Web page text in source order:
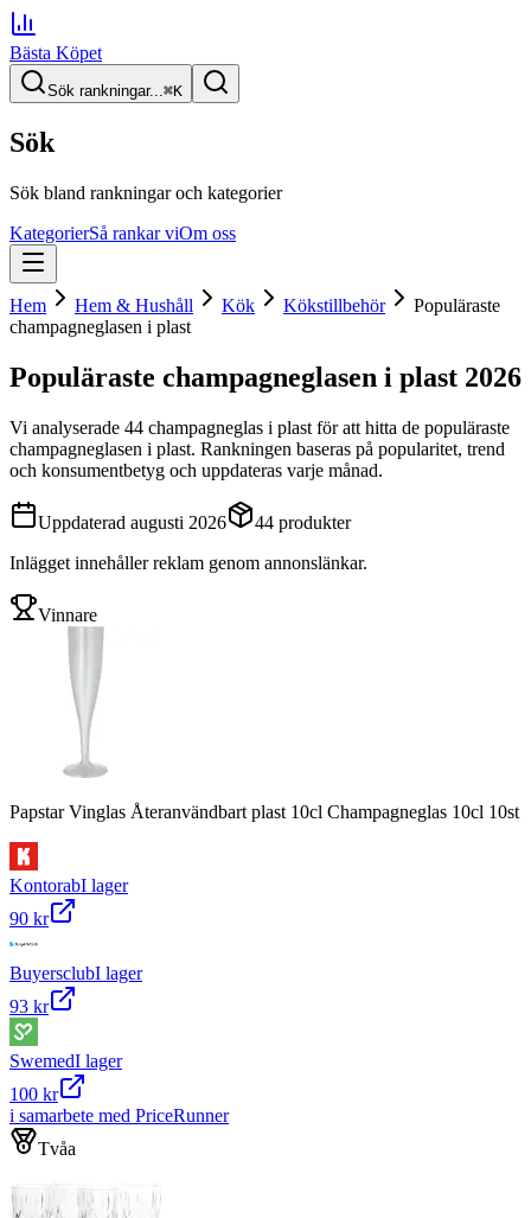
Bästa Köpet
Sök rankningar...⌘K
Sök
Sök bland rankningar och kategorier
KategorierSå rankar viOm oss
Hem Hem & Hushåll Kök Kökstillbehör
Populäraste
champagneglasen i plast
Populäraste champagneglasen i plast 2026
Vi analyserade 44 champagneglas i plast för att hitta de populäraste
champagneglasen i plast. Rankningen baseras på popularitet, trend
och konsumentbetyg och uppdateras varje månad.
Uppdaterad augusti 2026 44 produkter
Inlägget innehåller reklam genom annonslänkar.
Vinnare
Papstar Vinglas Återanvändbart plast 10cl Champagneglas 10cl 10st
KontorabI lager
90 kr
BuyersclubI lager
93 kr
SwemedI lager
100 kr
i samarbete med PriceRunner
Tvåa